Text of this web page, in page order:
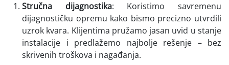
Stručna dijagnostika: Koristimo savremenu
dijagnostičku opremu kako bismo precizno utvrdili
uzrok kvara. Klijentima pružamo jasan uvid u stanje
instalacije i predlažemo najbolje rešenje – bez
skrivenih troškova i nagađanja.